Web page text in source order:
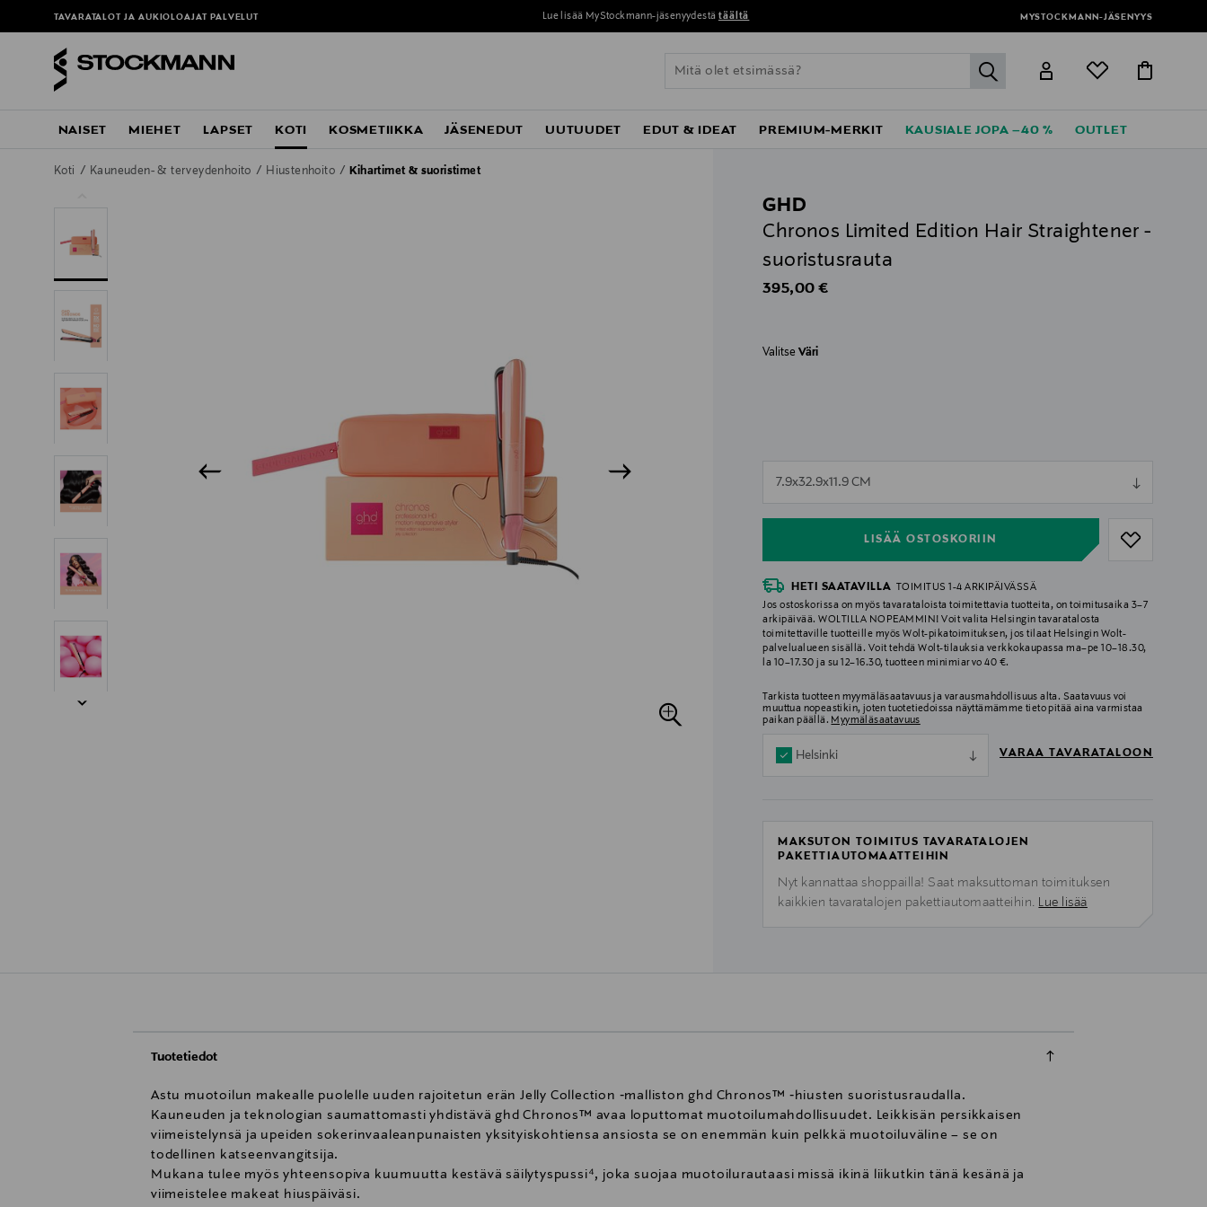
TAVARATALOT JA AUKIOLOAJAT PALVELUT Lue lisää MyStockmann-jäsenyydestä täältä MYSTOCKMANN-JÄSENYYS
label.header.go
NAISET MIEHET LAPSET KOTI KOSMETIIKKA JÄSENEDUT UUTUUDET EDUT & IDEAT PREMIUM-MERKIT KAUSIALE JOPA –40 % OUTLET
Koti Kauneuden- & terveydenhoito Hiustenhoito Kihartimet & suoristimet
GHD
Chronos Limited Edition Hair Straightener -
suoristusrauta
Original Price
395,00 €
ValitseVäri
7.9x32.9x11.9 CM
LISÄÄ OSTOSKORIIN
null
HETI SAATAVILLA
TOIMITUS 1-4 ARKIPÄIVÄSSÄ
Jos ostoskorissa on myös tavarataloista toimitettavia tuotteita, on toimitusaika 3–7
arkipäivää. WOLTILLA NOPEAMMIN! Voit valita Helsingin tavaratalosta
toimitettaville tuotteille myös Wolt-pikatoimituksen, jos tilaat Helsingin Wolt-
palvelualueen sisällä. Voit tehdä Wolt-tilauksia verkkokaupassa ma–pe 10–18.30,
la 10–17.30 ja su 12–16.30, tuotteen minimiarvo 40 €.
Tarkista tuotteen myymäläsaatavuus ja varausmahdollisuus alta. Saatavuus voi
muuttua nopeastikin, joten tuotetiedoissa näyttämämme tieto pitää aina varmistaa
paikan päällä. Myymäläsaatavuus
Helsinki VARAA TAVARATALOON
MAKSUTON TOIMITUS TAVARATALOJEN
PAKETTIAUTOMAATTEIHIN
Nyt kannattaa shoppailla! Saat maksuttoman toimituksen
kaikkien tavaratalojen pakettiautomaatteihin. Lue lisää
Tuotetiedot
Astu muotoilun makealle puolelle uuden rajoitetun erän Jelly Collection ‑malliston ghd Chronos™ ‑hiusten suoristusraudalla.
Kauneuden ja teknologian saumattomasti yhdistävä ghd Chronos™ avaa loputtomat muotoilumahdollisuudet. Leikkisän persikkaisen
viimeistelynsä ja upeiden sokerinvaaleanpunaisten yksityiskohtiensa ansiosta se on enemmän kuin pelkkä muotoiluväline – se on
todellinen katseenvangitsija.
Mukana tulee myös yhteensopiva kuumuutta kestävä säilytyspussi⁴, joka suojaa muotoilurautaasi missä ikinä liikutkin tänä kesänä ja
viimeistelee makeat hiuspäiväsi.